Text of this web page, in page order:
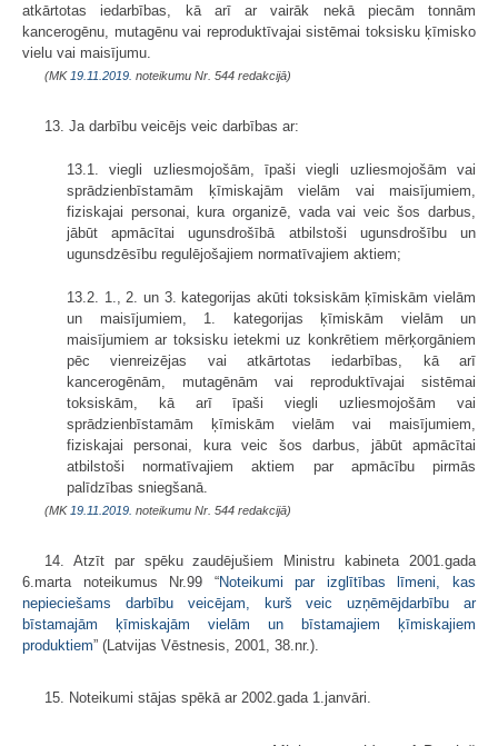
atkārtotas iedarbības, kā arī ar vairāk nekā piecām tonnām
kancerogēnu, mutagēnu vai reproduktīvajai sistēmai toksisku ķīmisko
vielu vai maisījumu.
(MK 19.11.2019. noteikumu Nr. 544 redakcijā)
13. Ja darbību veicējs veic darbības ar:
13.1. viegli uzliesmojošām, īpaši viegli uzliesmojošām vai
sprādzienbīstamām ķīmiskajām vielām vai maisījumiem,
fiziskajai personai, kura organizē, vada vai veic šos darbus,
jābūt apmācītai ugunsdrošībā atbilstoši ugunsdrošību un
ugunsdzēsību regulējošajiem normatīvajiem aktiem;
13.2. 1., 2. un 3. kategorijas akūti toksiskām ķīmiskām vielām
un maisījumiem, 1. kategorijas ķīmiskām vielām un
maisījumiem ar toksisku ietekmi uz konkrētiem mērķorgāniem
pēc vienreizējas vai atkārtotas iedarbības, kā arī
kancerogēnām, mutagēnām vai reproduktīvajai sistēmai
toksiskām, kā arī īpaši viegli uzliesmojošām vai
sprādzienbīstamām ķīmiskām vielām vai maisījumiem,
fiziskajai personai, kura veic šos darbus, jābūt apmācītai
atbilstoši normatīvajiem aktiem par apmācību pirmās
palīdzības sniegšanā.
(MK 19.11.2019. noteikumu Nr. 544 redakcijā)
14. Atzīt par spēku zaudējušiem Ministru kabineta 2001.gada
6.marta noteikumus Nr.99 “Noteikumi par izglītības līmeni, kas
nepieciešams darbību veicējam, kurš veic uzņēmējdarbību ar
bīstamajām ķīmiskajām vielām un bīstamajiem ķīmiskajiem
produktiem” (Latvijas Vēstnesis, 2001, 38.nr.).
15. Noteikumi stājas spēkā ar 2002.gada 1.janvāri.